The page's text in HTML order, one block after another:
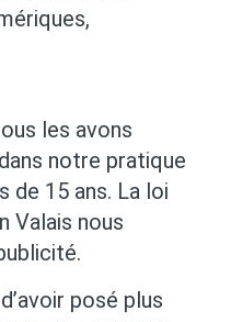
les avons
notre pratique
de 15 ans. La loi
Valais nous
posé plus